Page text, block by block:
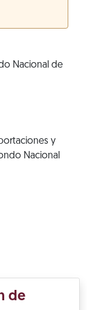
Nacional de
y
Nacional
de